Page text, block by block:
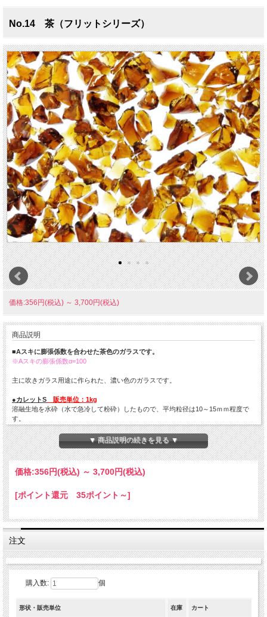
No.14 茶（フリットシリーズ）
価格:356円(税込) ～ 3,700円(税込)
商品説明
■Aスキに膨張係数を合わせた茶色のガラスです。
※Aスキの膨張係数α=100
主に吹きガラス用途に作られた、濃い色のガラスです。
●カレットS 販売単位：1kg
溶融生地を水砕（水で急冷して粉砕）したもので、平均粒径は10～15ｍｍ程度で
す。
キャスティングやパートドヴェールの他、坩堝溶融でもお使いいただけます。
●フリット（M-1-M、M-1、K-0、K-1、K-2）販売単位：200g
ガラスを粉砕し、各粒度に篩い分けしたものです。※各粒度の比較画像はこちらを
クリック
K-2: 2.4～3.5ｍｍ程度 K-1：1.0～2.4ｍｍ K-0：0.5～1.0ｍｍ
にて約20時間粉砕加工）
【フリット梱包形態：～1ｋｇ：チャック付パック／1.2ｋｇ～：ビニール袋】
※200ｇずつの小分け梱包、1ｋｇの場合のプラスチックケース梱包は終了致しま
した。
●ロッド 販売終了致しました。
金型で挟み、薄く平たい皿状に成型したものです。
手づくりのため、各サイズ重量にバラつきがあります。
詳細についてはこちらをクリック
▼ 商品説明の続きを見る ▼
価格:356円(税込) ～ 3,700円(税込)
[ポイント還元 35ポイント～]
注文
購入数: 個
形状・販売単位 在庫 カート